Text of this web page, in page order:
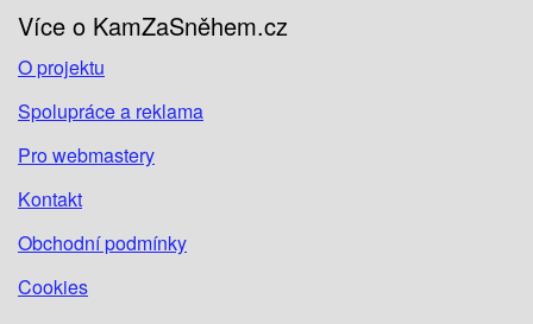
Více o KamZaSněhem.cz
O projektu
Spolupráce a reklama
Pro webmastery
Kontakt
Obchodní podmínky
Cookies